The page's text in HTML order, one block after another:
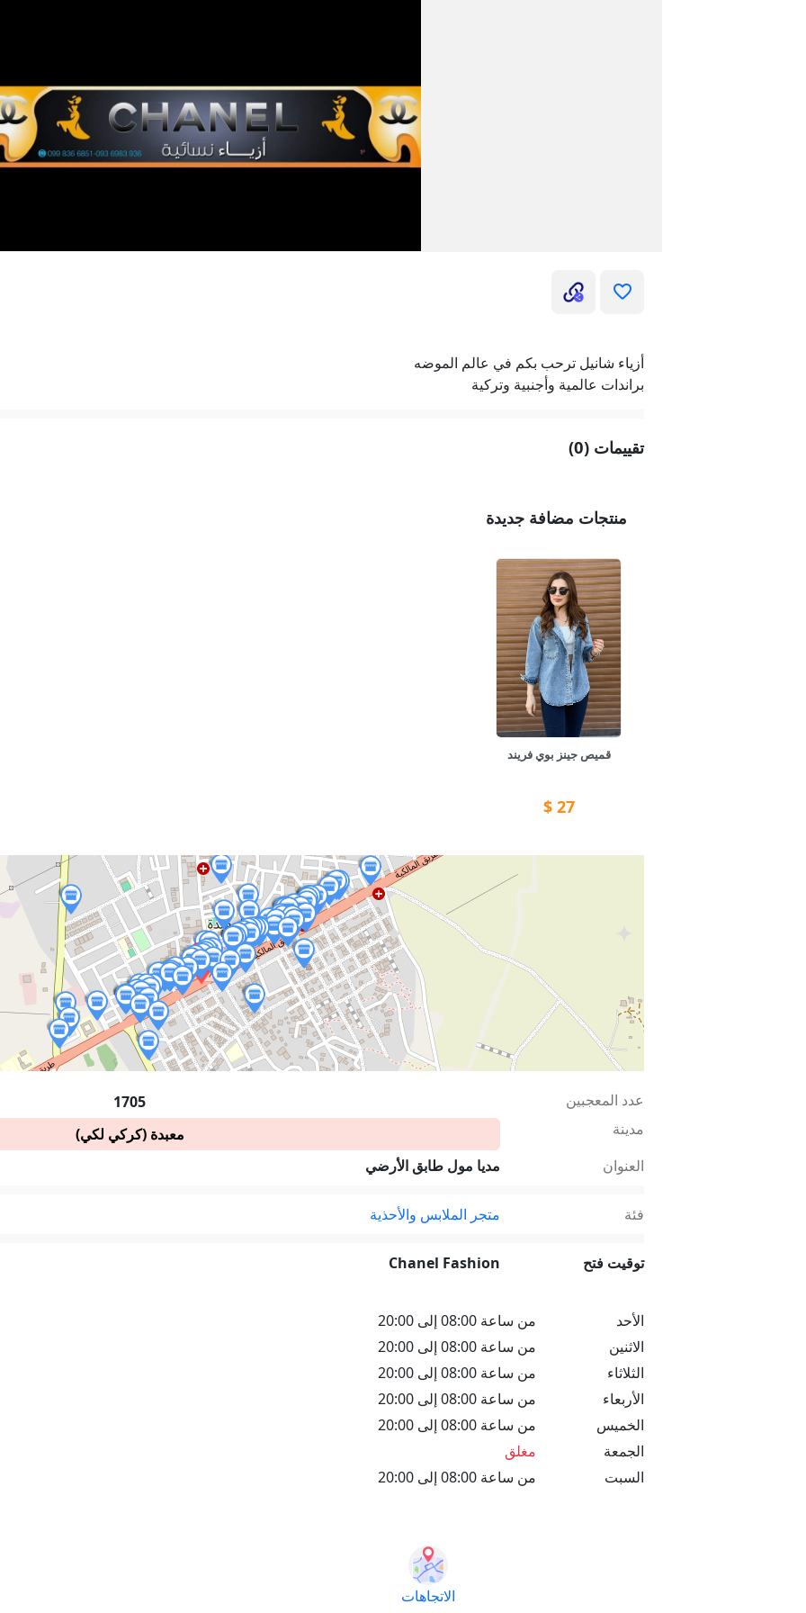
أزياء شانيل ترحب بكم في عالم الموضه
براندات عالمية وأجنبية وتركية
تقييمات (0)
منتجات مضافة جديدة
قميص جينز بوي فريند
27
$
عدد المعجبين
1705
مدينة
معبدة (كركي لكي)
العنوان
مديا مول طابق الأرضي
فئة متجر الملابس والأحذية
توقيت فتح Chanel Fashion
الأحد
من ساعة 08:00 إلى 20:00
الاثنين
من ساعة 08:00 إلى 20:00
الثلاثاء
من ساعة 08:00 إلى 20:00
الأربعاء
من ساعة 08:00 إلى 20:00
الخميس
من ساعة 08:00 إلى 20:00
الجمعة
مغلق
السبت
من ساعة 08:00 إلى 20:00
الاتجاهات